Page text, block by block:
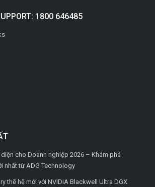
1800 646485
cho Doanh nghiệp 2026 – Khám phá
nhất từ ADG Technology
thế hệ mới với NVIDIA Blackwell Ultra DGX